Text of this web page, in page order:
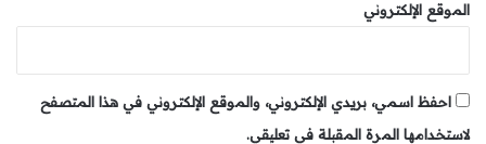
الموقع الإلكتروني
احفظ اسمي، بريدي الإلكتروني، والموقع الإلكتروني في هذا المتصفح
لاستخدامها المرة المقبلة في تعليقي.